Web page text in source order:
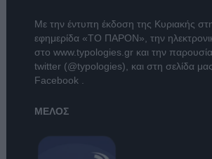
Με την έντυπη έκδοση της Κυριακής
εφημερίδα «ΤΟ ΠΑΡΟΝ» , την
στο www.typologies.grκαι την
twitter (@typologies) , και στη σελίδα
Facebook
ΜΕΛΟΣ